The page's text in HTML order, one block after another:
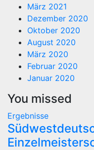
März 2021
Dezember 2020
Oktober 2020
August 2020
März 2020
Februar 2020
Januar 2020
You missed
Ergebnisse